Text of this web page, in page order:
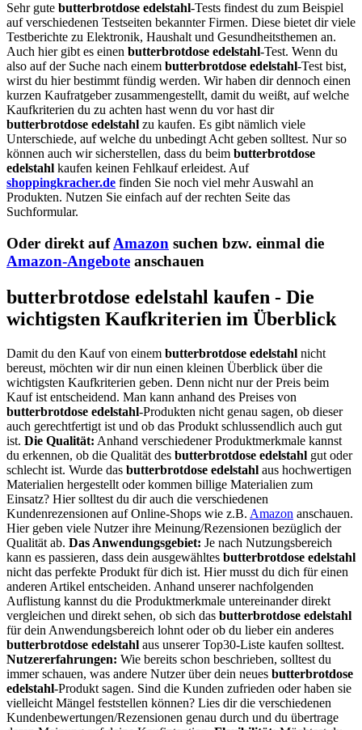
Sehr gute butterbrotdose edelstahl-Tests findest du zum Beispiel
auf verschiedenen Testseiten bekannter Firmen. Diese bietet dir viele
Testberichte zu Elektronik, Haushalt und Gesundheitsthemen an.
Auch hier gibt es einen butterbrotdose edelstahl-Test. Wenn du
also auf der Suche nach einem butterbrotdose edelstahl-Test bist,
wirst du hier bestimmt fündig werden. Wir haben dir dennoch einen
kurzen Kaufratgeber zusammengestellt, damit du weißt, auf welche
Kaufkriterien du zu achten hast wenn du vor hast dir
butterbrotdose edelstahl zu kaufen. Es gibt nämlich viele
Unterschiede, auf welche du unbedingt Acht geben solltest. Nur so
können auch wir sicherstellen, dass du beim butterbrotdose
edelstahl kaufen keinen Fehlkauf erleidest. Auf
shoppingkracher.de finden Sie noch viel mehr Auswahl an
Produkten. Nutzen Sie einfach auf der rechten Seite das
Suchformular.
Oder direkt aufAmazon suchen bzw. einmal die
Amazon-Angebote anschauen
butterbrotdose edelstahl kaufen - Die
wichtigsten Kaufkriterien im Überblick
Damit du den Kauf von einem butterbrotdose edelstahl nicht
bereust, möchten wir dir nun einen kleinen Überblick über die
wichtigsten Kaufkriterien geben. Denn nicht nur der Preis beim
Kauf ist entscheidend. Man kann anhand des Preises von
butterbrotdose edelstahl-Produkten nicht genau sagen, ob dieser
auch gerechtfertigt ist und ob das Produkt schlussendlich auch gut
ist. Die Qualität: Anhand verschiedener Produktmerkmale kannst
du erkennen, ob die Qualität des butterbrotdose edelstahl gut oder
schlecht ist. Wurde das butterbrotdose edelstahl aus hochwertigen
Materialien hergestellt oder kommen billige Materialien zum
Einsatz? Hier solltest du dir auch die verschiedenen
Kundenrezensionen auf Online-Shops wie z.B. Amazon anschauen.
Hier geben viele Nutzer ihre Meinung/Rezensionen bezüglich der
Qualität ab. Das Anwendungsgebiet: Je nach Nutzungsbereich
kann es passieren, dass dein ausgewähltes butterbrotdose edelstahl
nicht das perfekte Produkt für dich ist. Hier musst du dich für einen
anderen Artikel entscheiden. Anhand unserer nachfolgenden
Auflistung kannst du die Produktmerkmale untereinander direkt
vergleichen und direkt sehen, ob sich das butterbrotdose edelstahl
für dein Anwendungsbereich lohnt oder ob du lieber ein anderes
butterbrotdose edelstahl aus unserer Top30-Liste kaufen solltest.
Nutzererfahrungen: Wie bereits schon beschrieben, solltest du
immer schauen, was andere Nutzer über dein neues butterbrotdose
edelstahl-Produkt sagen. Sind die Kunden zufrieden oder haben sie
vielleicht Mängel feststellen können? Lies dir die verschiedenen
Kundenbewertungen/Rezensionen genau durch und du übertrage